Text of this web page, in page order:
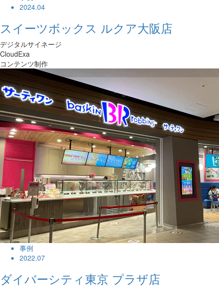
2024.04
スイーツボックス ルクア⼤阪店
デジタルサイネージ
CloudExa
コンテンツ制作
事例
2022.07
ダイバーシティ東京 プラザ店